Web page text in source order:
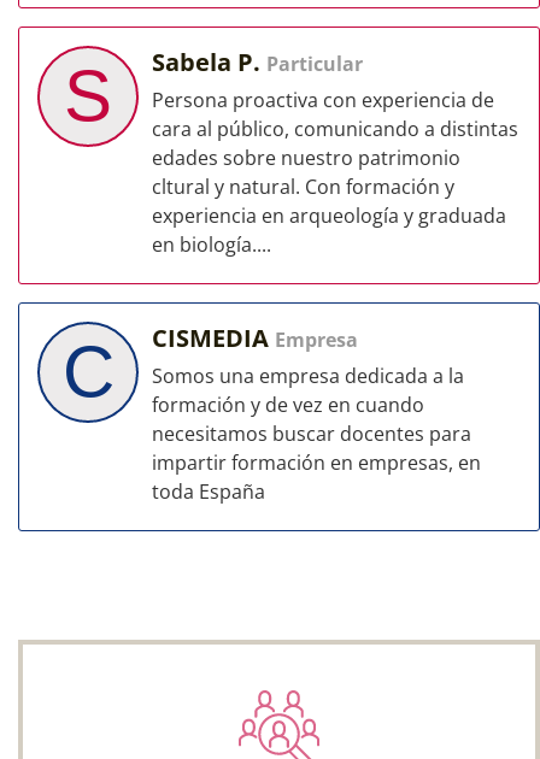
S Sabela P. Particular
Persona proactiva con experiencia de
cara al público, comunicando a distintas
edades sobre nuestro patrimonio
cltural y natural. Con formación y
experiencia en arqueología y graduada
en biología....
C CISMEDIA Empresa
Somos una empresa dedicada a la
formación y de vez en cuando
necesitamos buscar docentes para
impartir formación en empresas, en
toda España